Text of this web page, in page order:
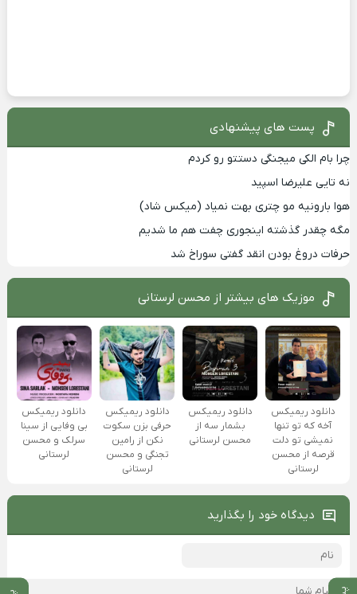
پست های پیشنهادی
چرا بام الکی میجنگی دستتو رو کردم
نه تایی علیرضا اسپید
هوا بارونیه مو چتری بهت نمیاد (میکس شاد)
مگه چقدر گذشته اینجوری چفت هم ما شدیم
حرفات دروغ بودن انقد گفتی سوراخ شد
موزیک های بیشتر از محسن لرستانی
دانلود ریمیکس
آخه که تو تنها
نمیشی تو دلت
قرصه از محسن
لرستانی
دانلود ریمیکس
بشمار سه از
محسن لرستانی
دانلود ریمیکس
حرفی بزن سکوت
نکن از رامین
تجنگی و محسن
لرستانی
دانلود ریمیکس
بی وفایی از سینا
سرلک و محسن
لرستانی
دیدگاه خود را بگذارید